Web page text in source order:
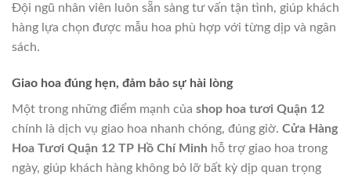
Đội ngũ nhân viên luôn sẵn sàng tư vấn tận tình, giúp khách
hàng lựa chọn được mẫu hoa phù hợp với từng dịp và ngân
sách.
Giao hoa đúng hẹn, đảm bảo sự hài lòng
Một trong những điểm mạnh của shop hoa tươi Quận 12
chính là dịch vụ giao hoa nhanh chóng, đúng giờ. Cửa Hàng
Hoa Tươi Quận 12 TP Hồ Chí Minh hỗ trợ giao hoa trong
ngày, giúp khách hàng không bỏ lỡ bất kỳ dịp quan trọng